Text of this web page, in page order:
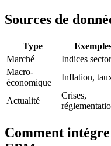
Sources de
Type
Marché
Indices
Macro-
économique
Inflation,
Actualité
Crises,
Comment